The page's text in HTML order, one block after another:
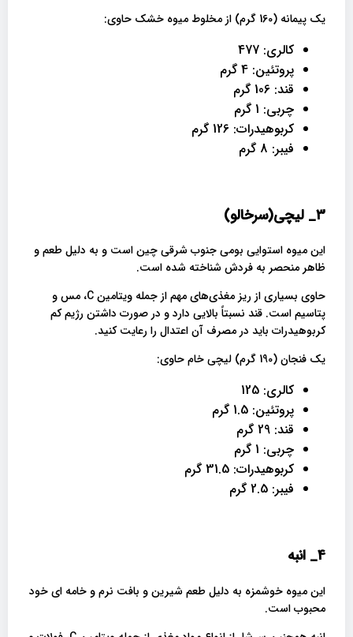
یک پیمانه (160 گرم) از مخلوط میوه خشک حاوی:
کالری: 477
پروتئین: 4 گرم
قند: 106 گرم
چربی: 1 گرم
کربوهیدرات: 126 گرم
فیبر: 8 گرم
3_ لیچی(سرخالو)
این میوه استوایی بومی جنوب شرقی چین است و به دلیل طعم و
ظاهر منحصر به فردش شناخته شده است.
حاوی بسیاری از ریز مغذی‌های مهم از جمله ویتامین C، مس و
پتاسیم است. قند نسبتاً بالایی دارد و در صورت داشتن رژیم کم
کربوهیدرات باید در مصرف آن اعتدال را رعایت کنید.
یک فنجان (190 گرم) لیچی خام حاوی:
کالری: 125
پروتئین: 1.5 گرم
قند: 29 گرم
چربی: 1 گرم
کربوهیدرات: 31.5 گرم
فیبر: 2.5 گرم
4_ انبه
این میوه خوشمزه به دلیل طعم شیرین و بافت نرم و خامه ای خود
محبوب است.